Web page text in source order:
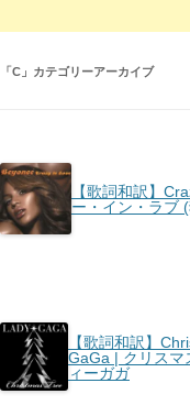
「C 」カテゴリーアーカイブ
【歌詞和訳】
ー・イン・ラブ
【歌詞和訳】
GaGa | クリスマ
ィーガガ